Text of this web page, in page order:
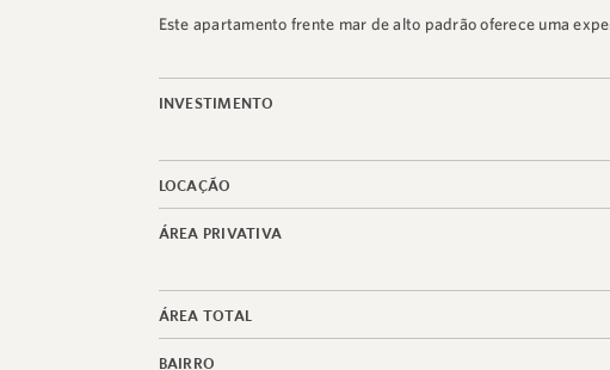
Este apartamento frente mar de alto padrão oferece uma
INVESTIMENTO
LOCAÇÃO
ÁREA PRIVATIVA
ÁREA TOTAL
BAIRRO